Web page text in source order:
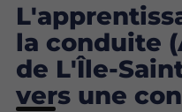
la conduite
de L'Île-
vers une